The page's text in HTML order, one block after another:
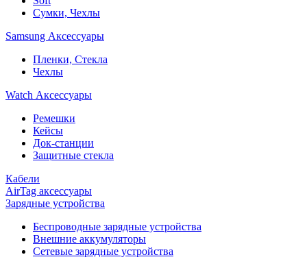
Сумки, Чехлы
Samsung Аксессуары
Пленки, Стекла
Чехлы
Watch Аксессуары
Ремешки
Кейсы
Док-станции
Защитные стекла
Кабели
AirTag аксессуары
Зарядные устройства
Беспроводные зарядные устройства
Внешние аккумуляторы
Сетевые зарядные устройства